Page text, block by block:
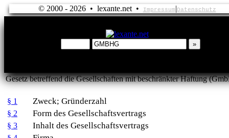
© 2000 - 2026 • lexante.net • Impressum|Datenschutz
Gesetz betreffend die Gesellschaften mit beschränkter Haftung
§ 1 Zweck; Gründerzahl
§ 2 Form des Gesellschaftsvertrags
§ 3 Inhalt des Gesellschaftsvertrags